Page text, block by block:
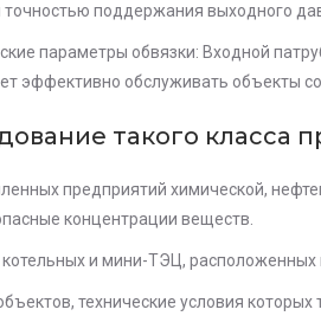
точностью поддержания выходного
параметры обвязки: Входной
эффективно обслуживать объекты
такого класса
предприятий химической,
концентрации веществ.
котельных и мини-ТЭЦ,
технические условия